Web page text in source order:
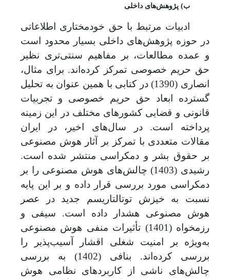
ب) پژوهش‌های داخلی
ادبیات مرتبط با حق خودمختاری اطلاعاتی
در حوزه پژوهش‌های داخلی بسیار محدود است
و عمده مطالعات، بر مفاهیم سنتی‌تری نظیر
حق حریم خصوصی تمرکز کرده‌اند. برای مثال،
انصاری (1390) در کتابی با همین عنوان به تحلیل
گسترده ابعاد حق حریم خصوصی و تجربیات
قانونی و قضایی کشورهای مختلف در این زمینه
پرداخته است. در سال‌های اخیر، در ایران
مقالات متعددی با تمرکز بر آثار هوش مصنوعی
بر حقوق بشر و دمکراسی منتشر شده است.
رشیدی (1403) چالش
های هوش مصنوعی را
بر
دمکراسی مورد بررسی قرار داده و بر این پایه
نسبت به خیزش توتالتاریسم جدید در عصر
هوش مصنوعی هشدار داده است. سیفی و
رزمخواه (1401) تأثیرات منفی هوش مصنوعی
به‌ویژه بر امنیت شغلی اقشار آسیب‌پذیر را
بررسی کرده‌اند. بنافی (1402) به بررسی
چالش‌های ناشی از کاربردهای نظامی هوش